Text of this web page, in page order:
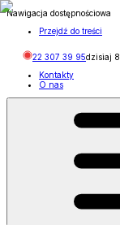
Nawigacja dostępnościowa
Przejdź do treści
22 307 39 95dzisiaj
Kontakty
O nas